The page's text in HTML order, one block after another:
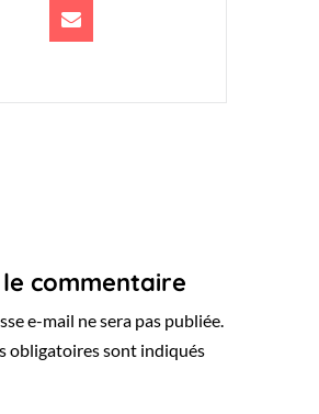
commentaire
e-mail ne sera pas publiée.
obligatoires sont indiqués